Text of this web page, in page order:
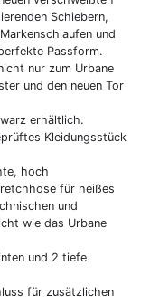
Schiebern,
und
Passform.
nur zum Urbane
und den neuen Tor
erhältlich.
Kleidungsstück
hoch
für heißes
und
wie das Urbane
und 2 tiefe
für zusätzlichen